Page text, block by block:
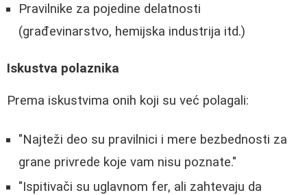
Pravilnike za pojedine delatnosti
(građevinarstvo, hemijska industrija itd.)
Iskustva polaznika
Prema iskustvima onih koji su već polagali:
"Najteži deo su pravilnici i mere bezbednosti za
grane privrede koje vam nisu poznate."
"Ispitivači su uglavnom fer, ali zahtevaju da